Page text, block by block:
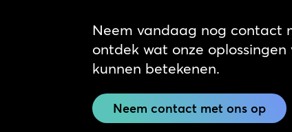
Neem vandaag nog contact
ontdek wat onze
kunnen betekenen.
Neem contact met ons op